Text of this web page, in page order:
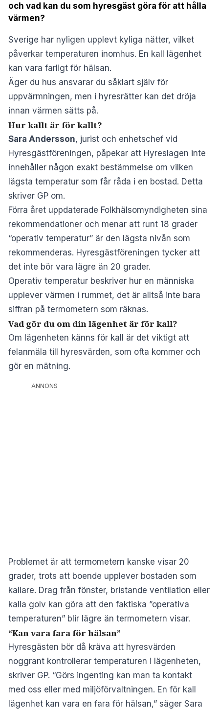
och vad kan du som hyresgäst göra för att hålla
värmen?
Sverige har nyligen upplevt kyliga nätter, vilket
påverkar temperaturen inomhus. En kall lägenhet
kan vara farligt för hälsan.
Äger du hus ansvarar du såklart själv för
uppvärmningen, men i hyresrätter kan det dröja
innan värmen sätts på.
Hur kallt är för kallt?
Sara Andersson, jurist och enhetschef vid
Hyresgästföreningen, påpekar att Hyreslagen inte
innehåller någon exakt bestämmelse om vilken
lägsta temperatur som får råda i en bostad. Detta
skriver GP om.
Förra året uppdaterade Folkhälsomyndigheten sina
rekommendationer och menar att runt 18 grader
“operativ temperatur” är den lägsta nivån som
rekommenderas. Hyresgästföreningen tycker att
det inte bör vara lägre än 20 grader.
Operativ temperatur beskriver hur en människa
upplever värmen i rummet, det är alltså inte bara
siffran på termometern som räknas.
Vad gör du om din lägenhet är för kall?
Om lägenheten känns för kall är det viktigt att
felanmäla till hyresvärden, som ofta kommer och
gör en mätning.
ANNONS
Problemet är att termometern kanske visar 20
grader, trots att boende upplever bostaden som
kallare. Drag från fönster, bristande ventilation eller
kalla golv kan göra att den faktiska ”operativa
temperaturen” blir lägre än termometern visar.
“Kan vara fara för hälsan”
Hyresgästen bör då kräva att hyresvärden
noggrant kontrollerar temperaturen i lägenheten,
skriver GP. “Görs ingenting kan man ta kontakt
med oss eller med miljöförvaltningen. En för kall
lägenhet kan vara en fara för hälsan,” säger Sara